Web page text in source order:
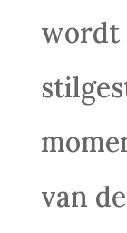
wordt
van